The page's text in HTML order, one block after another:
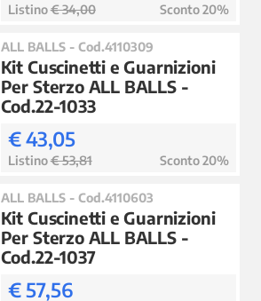
Listino€ 34,00 Sconto 20%
ALL BALLS - Cod.4110309
Kit Cuscinetti e Guarnizioni
Per Sterzo ALL BALLS -
Cod.22-1033
€ 43,05
Listino€ 53,81 Sconto 20%
ALL BALLS - Cod.4110603
Kit Cuscinetti e Guarnizioni
Per Sterzo ALL BALLS -
Cod.22-1037
€ 57,56